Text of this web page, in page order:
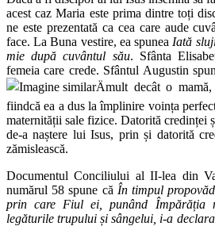
acest caz Maria este prima dintre toți
ne este prezentată ca cea care aude
face. La Buna vestire, ea spunea Iată
mie după cuvântul său. Sfânta
femeia care crede. Sfântul Augustin
mult decât o
fiindcă ea a dus la împlinire voința
maternității sale fizice. Datorită credinței
de-a naștere lui Isus, prin și datorită
zămislească.
Documentul Conciliului al II-lea din
numărul 58 spune că În timpul
prin care Fiul ei, punând Împărăția
legăturile trupului și sângelui, i-a